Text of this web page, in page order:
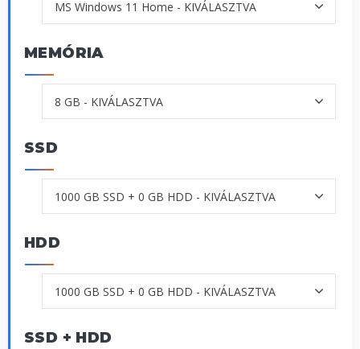
MEMÓRIA
SSD
HDD
SSD + HDD